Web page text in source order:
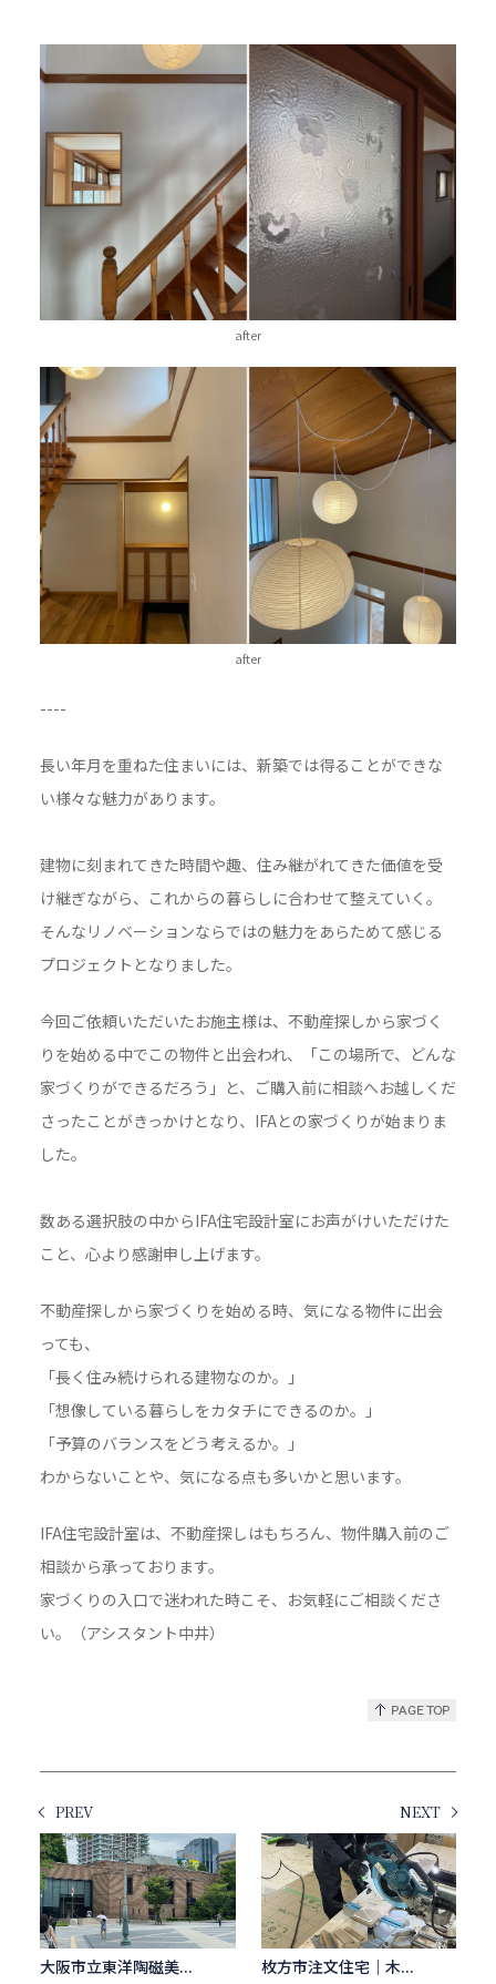
after
after
----
長い年月を重ねた住まいには、新築では得ることができな
い様々な魅力があります。
建物に刻まれてきた時間や趣、住み継がれてきた価値を受
け継ぎながら、これからの暮らしに合わせて整えていく。
そんなリノベーションならではの魅力をあらためて感じる
プロジェクトとなりました。
今回ご依頼いただいたお施主様は、不動産探しから家づく
りを始める中でこの物件と出会われ、「この場所で、どんな
家づくりができるだろう」と、ご購入前に相談へお越しくだ
さったことがきっかけとなり、IFAとの家づくりが始まりま
した。
数ある選択肢の中からIFA住宅設計室にお声がけいただけた
こと、心より感謝申し上げます。
不動産探しから家づくりを始める時、気になる物件に出会
っても、
「長く住み続けられる建物なのか。」
「想像している暮らしをカタチにできるのか。」
「予算のバランスをどう考えるか。」
わからないことや、気になる点も多いかと思います。
IFA住宅設計室は、不動産探しはもちろん、物件購入前のご
相談から承っております。
家づくりの入口で迷われた時こそ、お気軽にご相談くださ
い。（アシスタント中井）
PREV
大阪市立東洋陶磁美...
NEXT
枚方市注文住宅｜木...